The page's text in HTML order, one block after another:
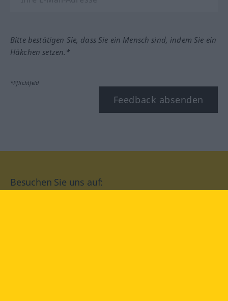
Bitte bestätigen Sie, dass Sie ein Mensch sind, indem Sie ein
Häkchen setzen.*
*Pflichtfeld
Feedback absenden
Besuchen Sie uns auf: